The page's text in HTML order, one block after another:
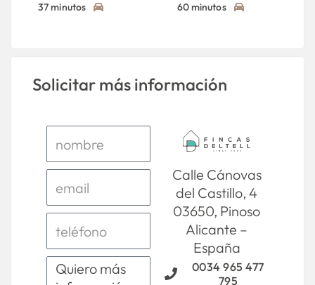
37 minutos
60 minutos
Solicitar más información
Calle Cánovas
del Castillo, 4
03650, Pinoso
Alicante –
España
0034 965 477
795